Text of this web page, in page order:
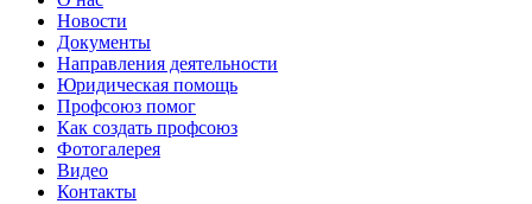
Новости
Документы
Направления деятельности
Юридическая помощь
Профсоюз помог
Как создать профсоюз
Фотогалерея
Видео
Контакты